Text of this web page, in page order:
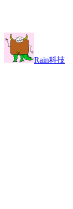
Rain科技